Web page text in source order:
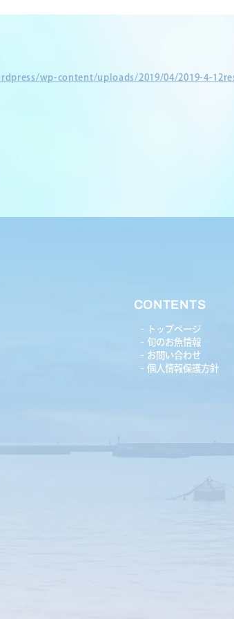
wp-content/uploads/2019/04/2019-4-
CONTENTS
トップページ
旬のお魚情報
お問い合わせ
個人情報保護方針